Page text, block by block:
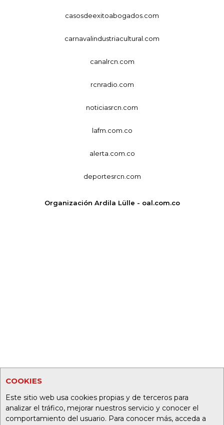
COOKIES
Este sitio web usa cookies propias y de terceros para
analizar el tráfico, mejorar nuestros servicio y conocer el
comportamiento del usuario. Para conocer más, acceda a
casosdeexitoabogados.com
carnavalindustriacultural.com
canalrcn.com
rcnradio.com
noticiasrcn.com
lafm.com.co
alerta.com.co
deportesrcn.com
Organización Ardila Lülle - oal.com.co